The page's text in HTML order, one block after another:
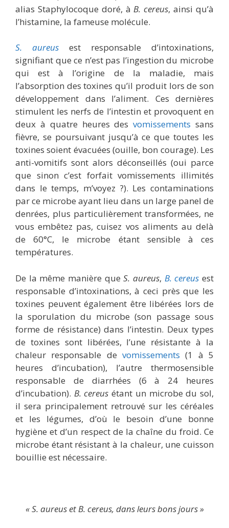
alias Staphylocoque doré, àB. cereus, ainsi qu’à
l’histamine, la fameuse molécule.
S. aureus est responsable d’intoxinations,
signifiant que ce n’est pas l’ingestion du microbe
qui est à l’origine de la maladie, mais
l’absorption des toxines qu’il produit lors de son
développement dans l’aliment. Ces dernières
stimulent les nerfs de l’intestin et provoquent en
deux à quatre heures desvomissements sans
fièvre, se poursuivant jusqu’à ce que toutes les
toxines soient évacuées (ouille, bon courage). Les
anti-vomitifs sont alors déconseillés (oui parce
que sinon c’est forfait vomissements illimités
dans le temps, m’voyez ?). Les contaminations
par ce microbe ayant lieu dans un large panel de
denrées, plus particulièrement transformées, ne
vous embêtez pas, cuisez vos aliments au delà
de 60°C, le microbe étant sensible à ces
températures.
De la même manière queS. aureus, B. cereus est
responsable d’intoxinations, à ceci près que les
toxines peuvent également être libérées lors de
la sporulation du microbe (son passage sous
forme de résistance) dans l’intestin. Deux types
de toxines sont libérées, l’une résistante à la
chaleur responsable de vomissements (1 à 5
heures d’incubation), l’autre thermosensible
responsable de diarrhées (6 à 24 heures
d’incubation). B. cereus étant un microbe du sol,
il sera principalement retrouvé sur les céréales
et les légumes, d’où le besoin d’une bonne
hygiène et d’un respect de la chaîne du froid. Ce
microbe étant résistant à la chaleur, une cuisson
bouillie est nécessaire.
« S. aureus et B. cereus, dans leurs bons jours »